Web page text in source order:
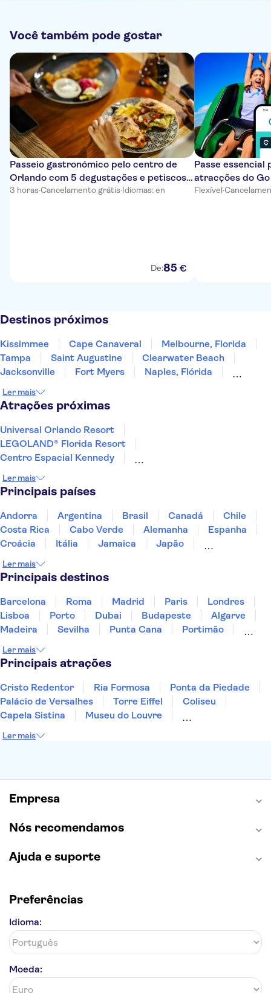
Você também pode gostar
Passeio gastronómico pelo centro de
Orlando com 5 degustações e petiscos
de porco caramelizados
3 horas·Cancelamento grátis·Idiomas: en
De:85 €
Passe essencial
atracções do
Flexível·
Destinos próximos
Kissimmee Cape Canaveral
Melbourne, Florida
Tampa
Saint Augustine
Clearwater Beach
Jacksonville
Fort Myers
Naples, Flórida
Savannah
Key West
Ler mais
Atrações próximas
Universal Orlando Resort
LEGOLAND® Florida Resort
Centro Espacial Kennedy
The Wheel no ICON Park
Madame Tussauds Orlando
International Drive (I-Drive)
SeaWorld® Orlando
Pacotes Combo & Essential, Florida
Broadway
Museu de Arte Moderna (MoMA)
Bairro Francês
Ler mais
Principais países
Andorra Argentina Brasil Canadá
Chile
Costa Rica
Cabo Verde Alemanha
Espanha
Croácia
Itália Jamaica
Japão
Portugal
Singapura
Ler mais
Principais destinos
Barcelona Roma Madrid Paris
Londres
Lisboa
Porto Dubai Budapeste
Algarve
Madeira
Sevilha Punta Cana
Portimão
Sesimbra
Ler mais
Principais atrações
Cristo Redentor Ria Formosa
Ponta da Piedade
Palácio de Versalhes
Torre Eiffel
Coliseu
Capela Sistina
Museu do Louvre
Torre de Belém
Ler mais
Empresa
Nós recomendamos
Ajuda e suporte
Preferências
Idioma:
Moeda: